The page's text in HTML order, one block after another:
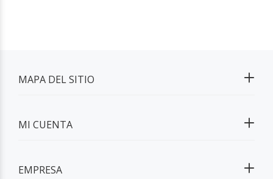
MAPA DEL SITIO
MI CUENTA
EMPRESA